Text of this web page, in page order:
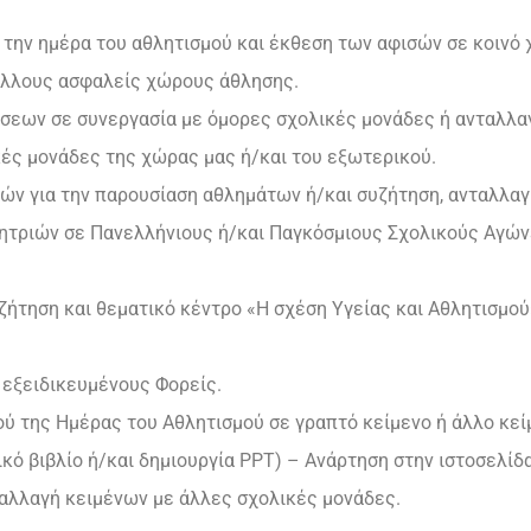
την ημέρα του αθλητισμού και έκθεση των αφισών σε
ασφαλείς χώρους άθλησης.
σε συνεργασία με όμορες σχολικές μονάδες ή
μονάδες της χώρας μας ή/και του εξωτερικού.
για την παρουσίαση αθλημάτων ή/και συζήτηση,
σε Πανελλήνιους ή/και Παγκόσμιους Σχολικούς
και θεματικό κέντρο «Η σχέση Υγείας και
Φορείς.
Ημέρας του Αθλητισμού σε γραπτό κείμενο ή άλλο
βιβλίο ή/και δημιουργία PPT) – Ανάρτηση στην
κειμένων με άλλες σχολικές μονάδες.